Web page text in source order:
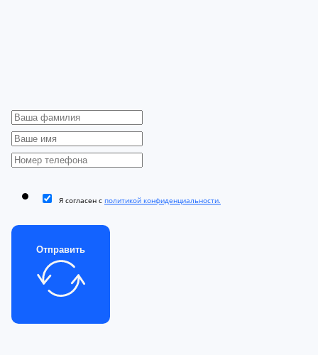
Я согласен с политикой конфиденциальности.
Отправить